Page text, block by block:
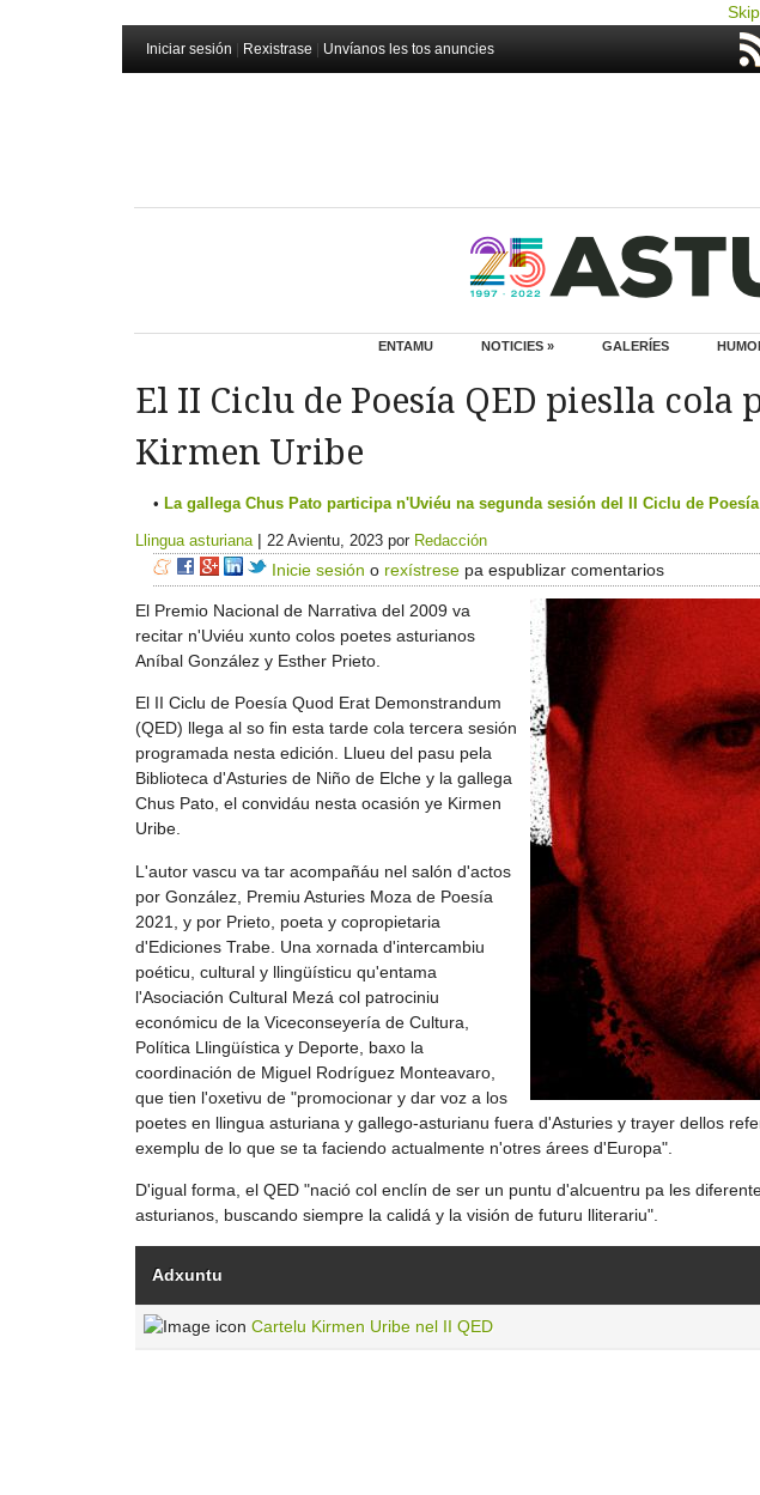
Iniciar sesión Rexistrase Unvíanos les tos anuncies
ENTAMU NOTICIES » GALERÍES
El II Ciclu de Poesía QED pieslla cola
Kirmen Uribe
La gallega Chus Pato participa n'Uviéu na segunda sesión del II Ciclu de Poesía
Llingua asturiana | 22 Avientu, 2023 por Redacción
Inicie sesión o rexístrese pa espublizar comentarios
El Premio Nacional de Narrativa del 2009 va
recitar n'Uviéu xunto colos poetes asturianos
Aníbal González y Esther Prieto.
El II Ciclu de Poesía Quod Erat Demonstrandum
(QED) llega al so fin esta tarde cola tercera sesión
programada nesta edición. Llueu del pasu pela
Biblioteca d'Asturies de Niño de Elche y la gallega
Chus Pato, el convidáu nesta ocasión ye Kirmen
Uribe.
L'autor vascu va tar acompañáu nel salón d'actos
por González, Premiu Asturies Moza de Poesía
2021, y por Prieto, poeta y copropietaria
d'Ediciones Trabe. Una xornada d'intercambiu
poéticu, cultural y llingüísticu qu'entama
l'Asociación Cultural Mezá col patrociniu
económicu de la Viceconseyería de Cultura,
Política Llingüística y Deporte, baxo la
coordinación de Miguel Rodríguez Monteavaro,
que tien l'oxetivu de "promocionar y dar voz a los
poetes en llingua asturiana y gallego-asturianu fuera d'Asturies y trayer dellos
exemplu de lo que se ta faciendo actualmente n'otres árees d'Europa".
D'igual forma, el QED "nació col enclín de ser un puntu d'alcuentru pa les
asturianos, buscando siempre la calidá y la visión de futuru lliterariu".
Adxuntu
Cartelu Kirmen Uribe nel II QED